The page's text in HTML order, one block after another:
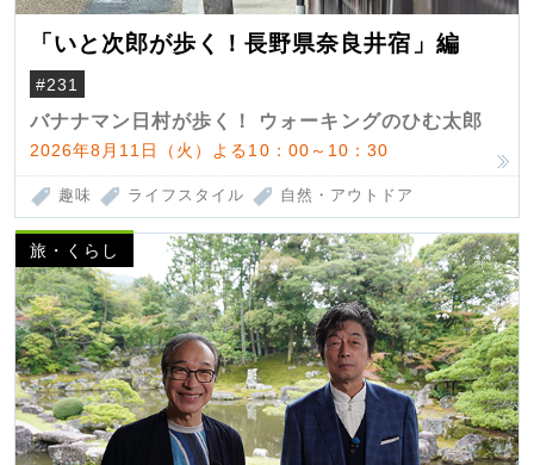
「いと次郎が歩く！長野県奈良井宿」編
#231
バナナマン日村が歩く！ ウォーキングのひむ太郎
2026年8月11日（火）よる10：00～10：30
趣味 ライフスタイル 自然・アウトドア
旅・くらし